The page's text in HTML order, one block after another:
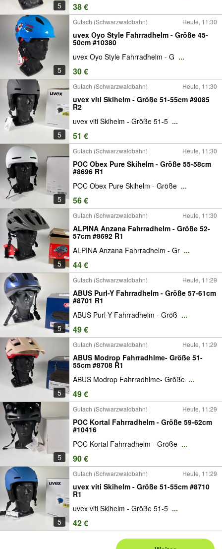
5 38 €
5
Gutach (Schwarzwaldbahn) Heute, 11:30
uvex Oyo Style Fahrradhelm - Größe 45-
50cm #10380
uvex Oyo Style Fahrradhelm - G ...
30 €
5
Gutach (Schwarzwaldbahn) Heute, 11:30
uvex viti Skihelm - Größe 51-55cm #9085
R2
uvex viti Skihelm - Größe 51-5 ...
51 €
5
Gutach (Schwarzwaldbahn) Heute, 11:30
POC Obex Pure Skihelm - Größe 55-58cm
#8696 R1
POC Obex Pure Skihelm - Größe ...
56 €
5
Gutach (Schwarzwaldbahn) Heute, 11:30
ALPINA Anzana Fahrradhelm - Größe 52-
57cm #8692 R1
ALPINA Anzana Fahrradhelm - Gr ...
44 €
5
Gutach (Schwarzwaldbahn) Heute, 11:29
ABUS Purl-Y Fahrradhelm - Größe 57-61cm
#8701 R1
ABUS Purl-Y Fahrradhelm - Größ ...
49 €
5
Gutach (Schwarzwaldbahn) Heute, 11:29
ABUS Modrop Fahrradhlme- Größe 51-
55cm #8708 R1
ABUS Modrop Fahrradhlme- Größe ...
49 €
5
Gutach (Schwarzwaldbahn) Heute, 11:29
POC Kortal Fahrradhelm - Größe 59-62cm
#10416
POC Kortal Fahrradhelm - Größe ...
90 €
5
Gutach (Schwarzwaldbahn) Heute, 11:29
uvex viti Skihelm - Größe 51-55cm #8710
R1
uvex viti Skihelm - Größe 51-5 ...
42 €